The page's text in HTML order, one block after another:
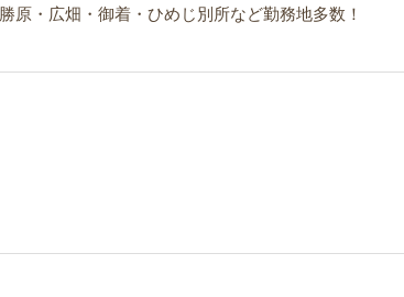
原・広畑・御着・ひめじ別所など勤務地多数！